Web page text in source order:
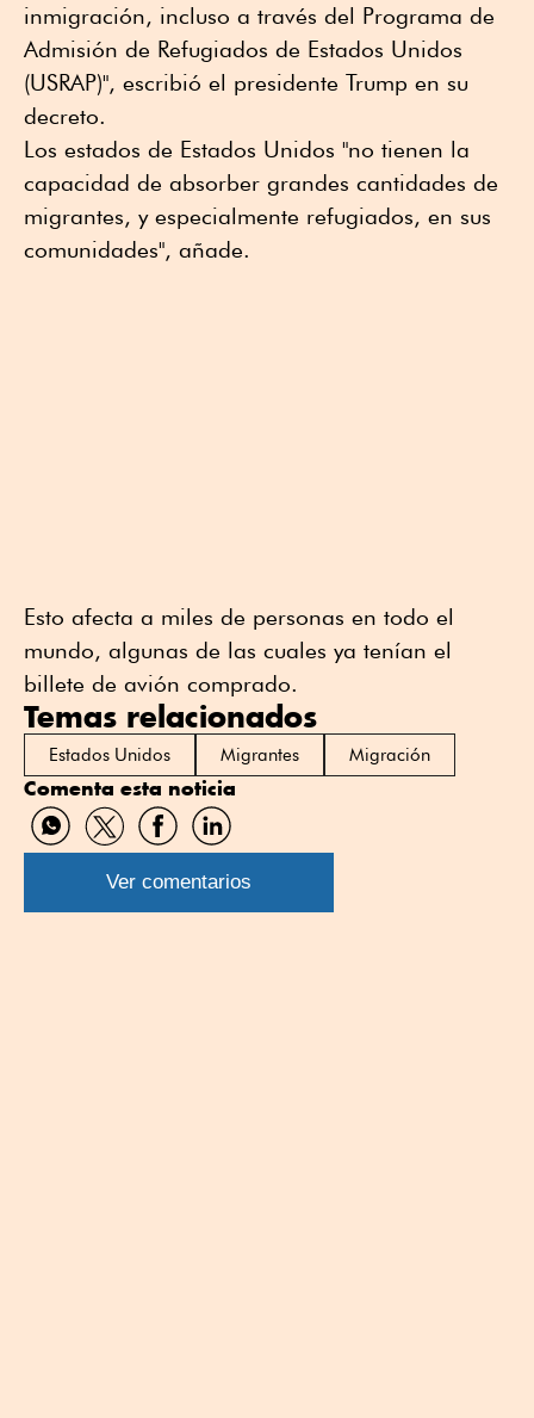
inmigración, incluso a través del Programa de
Admisión de Refugiados de Estados Unidos
(USRAP)", escribió el presidente Trump en su
decreto.
Los estados de Estados Unidos "no tienen la
capacidad de absorber grandes cantidades de
migrantes, y especialmente refugiados, en sus
comunidades", añade.
Esto afecta a miles de personas en todo el
mundo, algunas de las cuales ya tenían el
billete de avión comprado.
Temas relacionados
Estados Unidos Migrantes Migración
Comenta esta noticia
Compartir
por
WhatsApp
Compartir
por
Twitter
Compartir
por
Facebook
Compartir
por
Linkedin
Ver comentarios